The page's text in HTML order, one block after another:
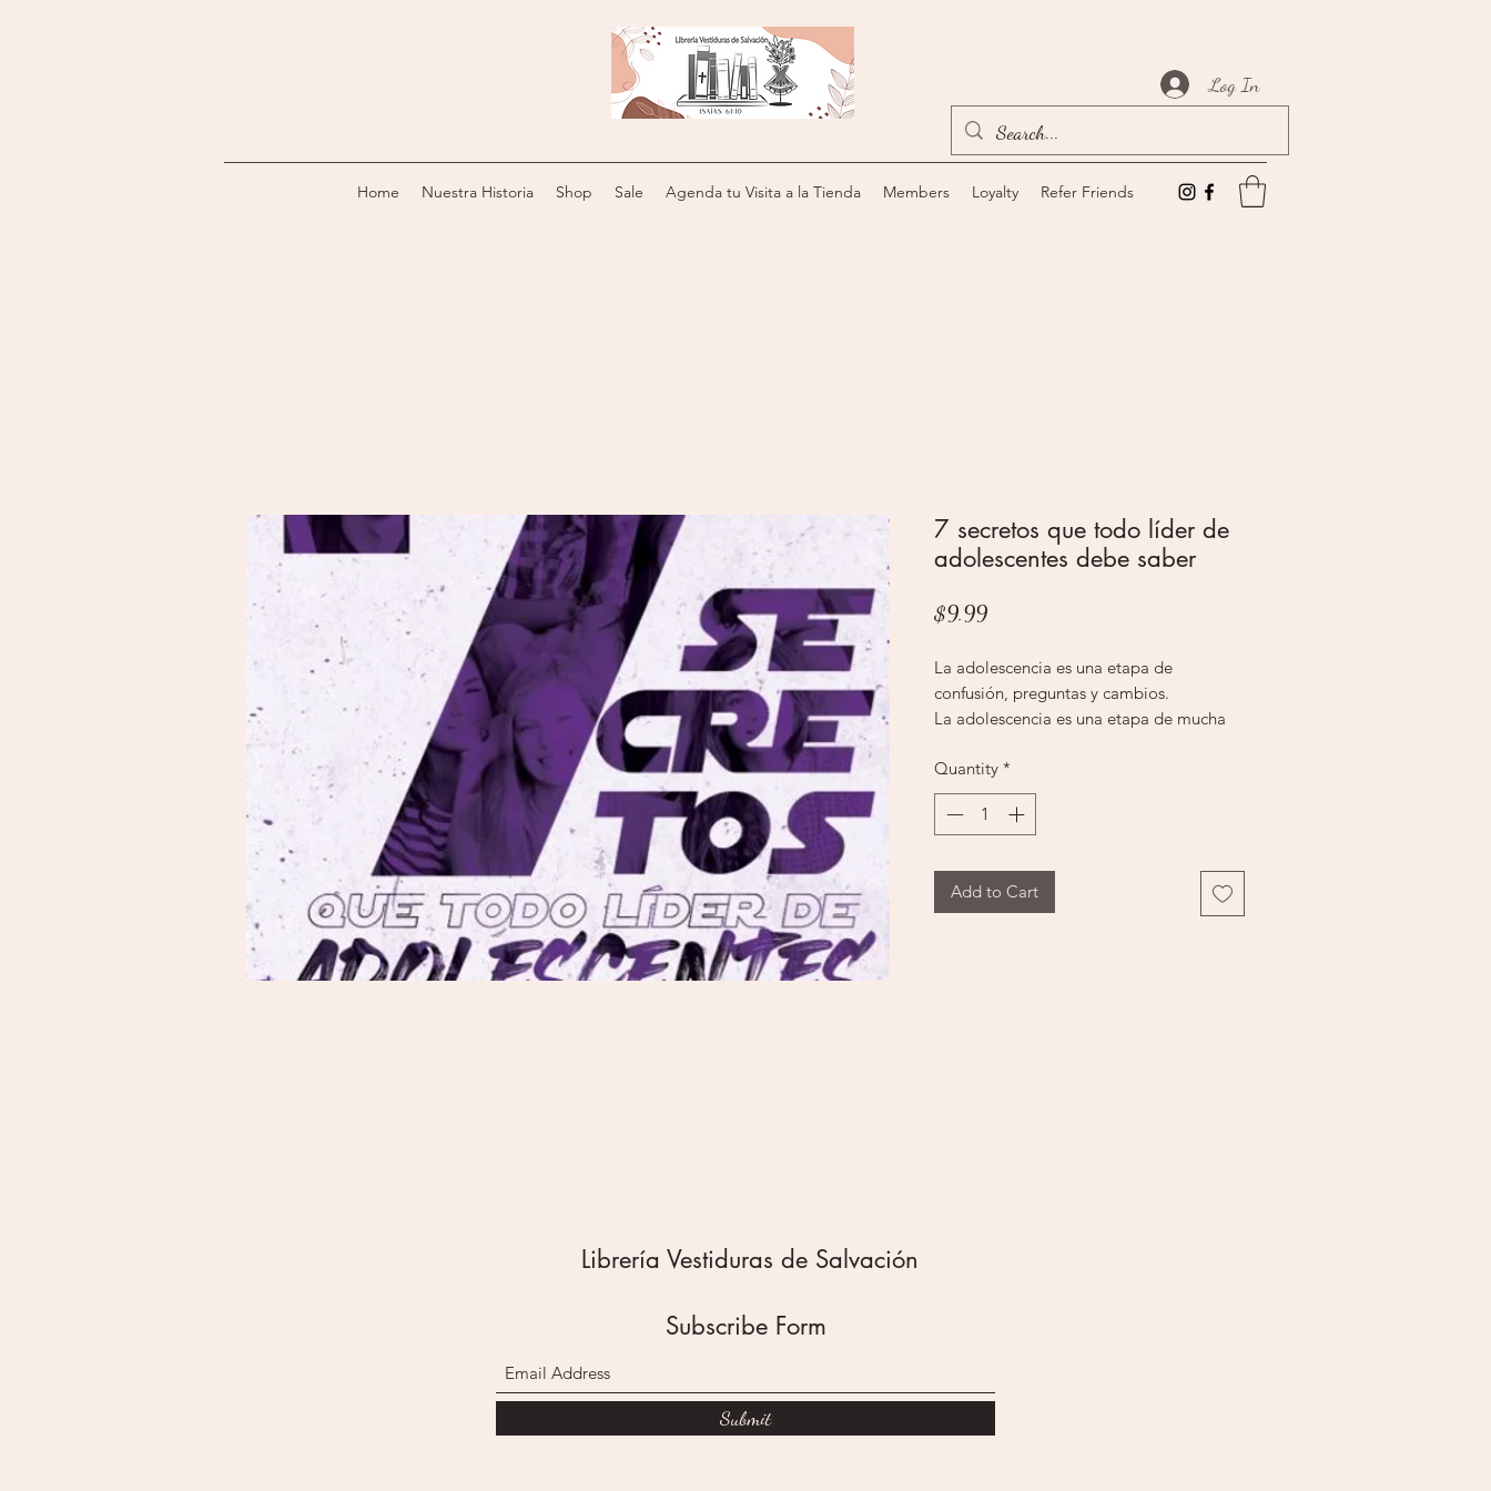
Log In
Home Nuestra Historia Shop Sale Agenda tu Visita a la Tienda Members Loyalty Refer Friends
7 secretos que todo líder de
adolescentes debe saber
$9.99Price
La adolescencia es una etapa de
confusión, preguntas y cambios.
La adolescencia es una etapa de mucha
demanda un acercamiento sabio de parte
de la iglesia para poder pastorearlos
mejor. En este simple pero poderoso libro
indispensables para desarrollar un
ministerio eficaz con los adolescentes.
Quantity *
Add to Cart
Librería Vestiduras de Salvación
Subscribe Form
Submit